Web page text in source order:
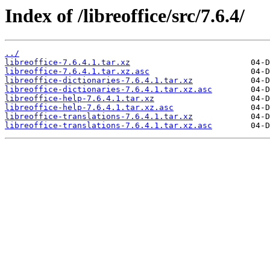
Index of /libreoffice/src/7.6.4/
../
libreoffice-7.6.4.1.tar.xz
libreoffice-7.6.4.1.tar.xz.asc
libreoffice-dictionaries-7.6.4.1.tar.xz
libreoffice-dictionaries-7.6.4.1.tar.xz.asc
libreoffice-help-7.6.4.1.tar.xz
libreoffice-help-7.6.4.1.tar.xz.asc
libreoffice-translations-7.6.4.1.tar.xz
libreoffice-translations-7.6.4.1.tar.xz.asc